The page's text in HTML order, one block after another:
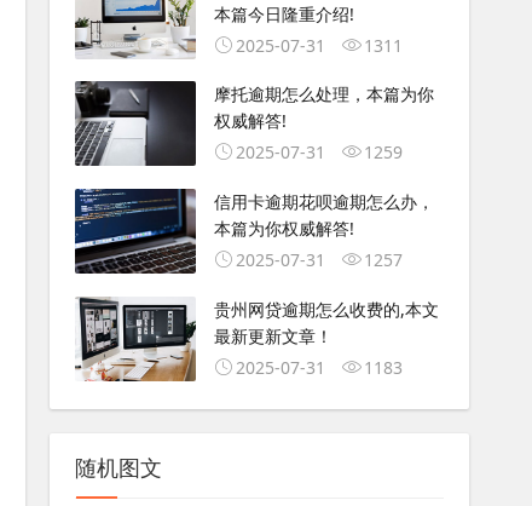
本篇今日隆重介绍!
2025-07-31
1311
摩托逾期怎么处理，本篇为你
权威解答!
2025-07-31
1259
信用卡逾期花呗逾期怎么办，
本篇为你权威解答!
2025-07-31
1257
贵州网贷逾期怎么收费的,本文
最新更新文章！
2025-07-31
1183
随机图文